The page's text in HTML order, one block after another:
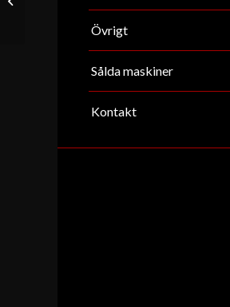
Övrigt
Sålda maskiner
Kontakt